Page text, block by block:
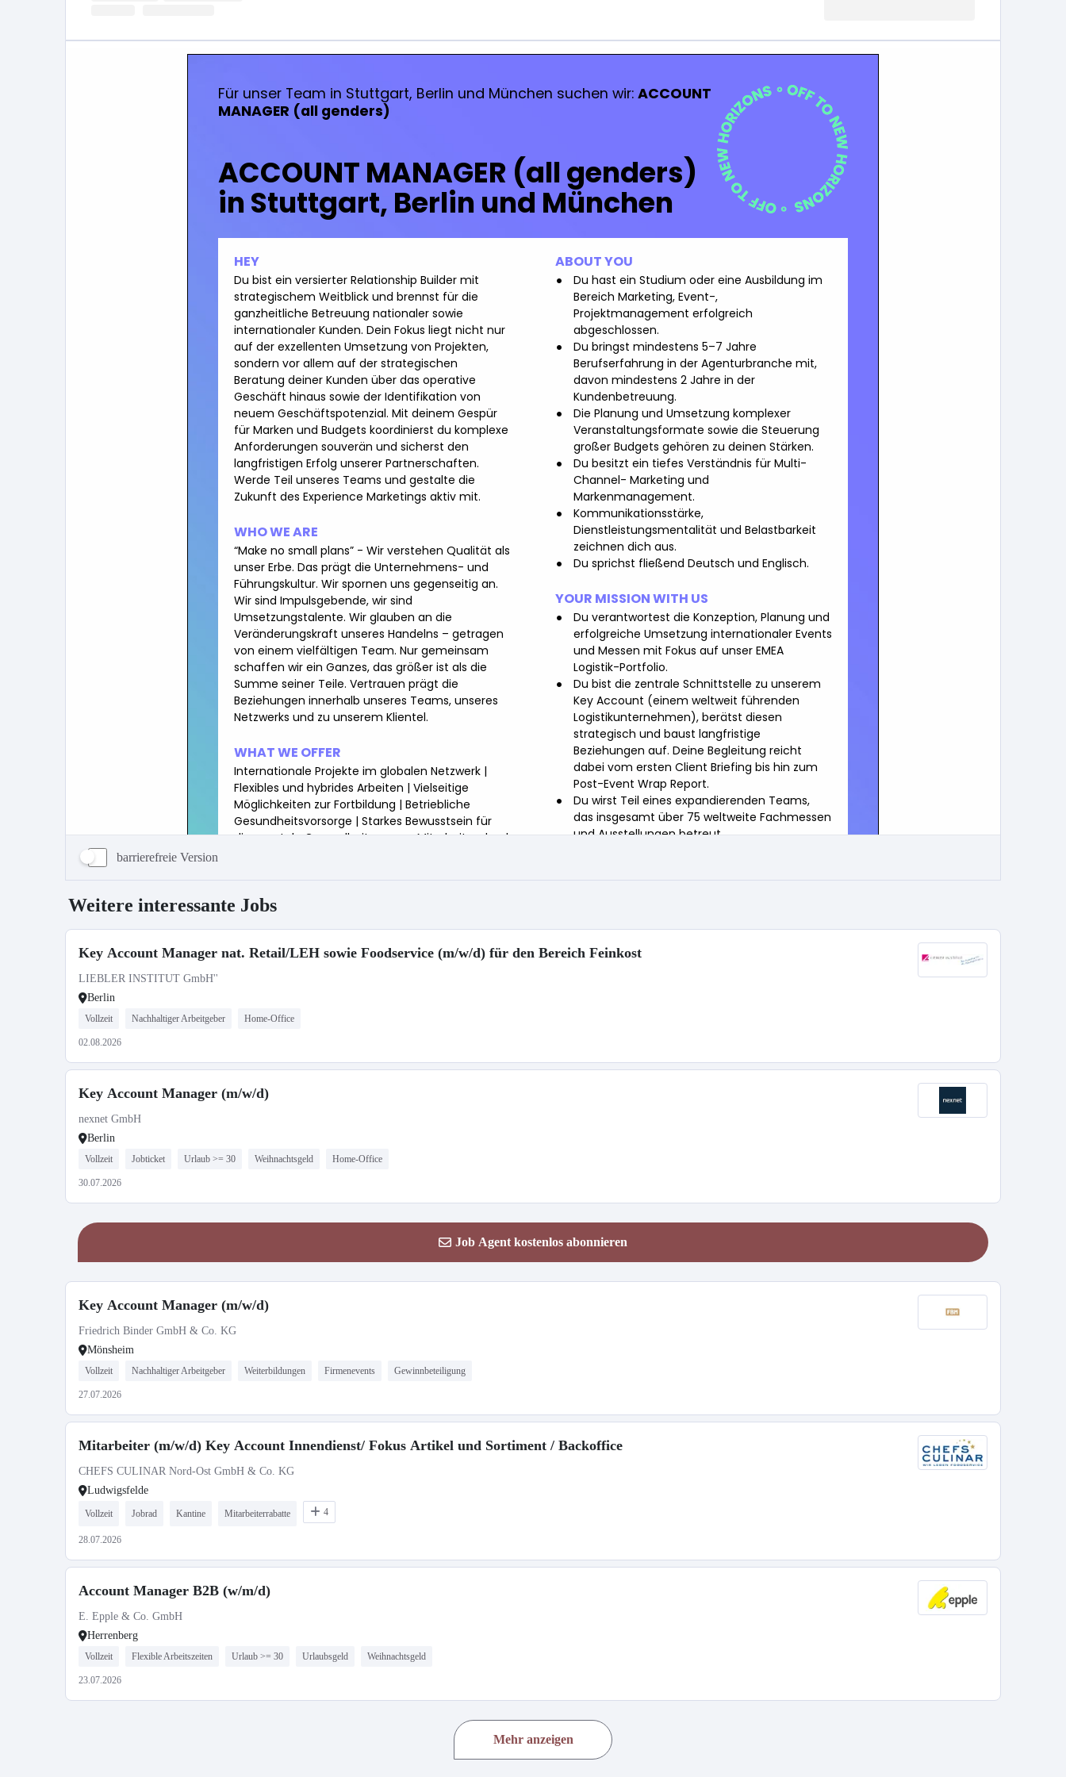
barrierefreie Version
Weitere interessante Jobs
Key Account Manager nat. Retail/LEH sowie Foodservice (m/w/d) für den Bereich Feinkost
LIEBLER INSTITUT GmbH''
Berlin
Vollzeit Nachhaltiger Arbeitgeber Home-Office
02.08.2026
Key Account Manager (m/w/d)
nexnet GmbH
Berlin
Vollzeit Jobticket Urlaub >= 30 Weihnachtsgeld Home-Office
30.07.2026
Job Agent kostenlos abonnieren
Key Account Manager (m/w/d)
Friedrich Binder GmbH & Co. KG
Mönsheim
Vollzeit Nachhaltiger Arbeitgeber Weiterbildungen Firmenevents Gewinnbeteiligung
27.07.2026
Mitarbeiter (m/w/d) Key Account Innendienst/ Fokus Artikel und Sortiment / Backoffice
CHEFS CULINAR Nord-Ost GmbH & Co. KG
Ludwigsfelde
Vollzeit Jobrad Kantine Mitarbeiterrabatte 4
28.07.2026
Account Manager B2B (w/m/d)
E. Epple & Co. GmbH
Herrenberg
Vollzeit Flexible Arbeitszeiten Urlaub >= 30 Urlaubsgeld Weihnachtsgeld
23.07.2026
Mehr anzeigen